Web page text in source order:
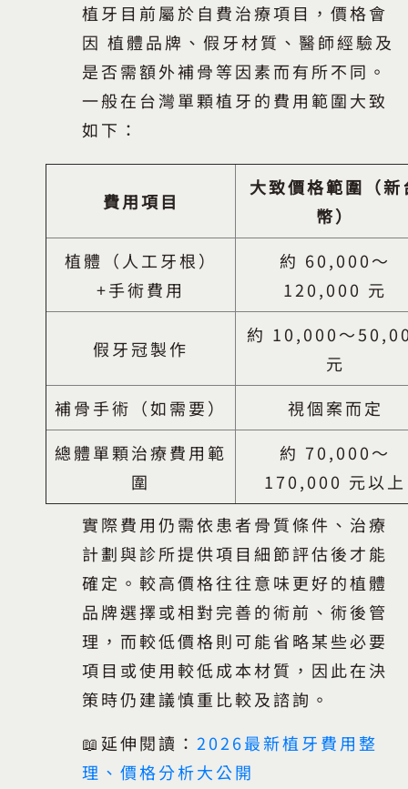
植牙目前屬於自費治療項目，價格會
因 植體品牌、假牙材質、醫師經驗及
是否需額外補骨等因素而有所不同。
一般在台灣單顆植牙的費用範圍大致
如下：
費用項目
大致價格範圍（新
幣）
植體（人工牙根）
+手術費用
約 60,000〜
120,000 元
假牙冠製作
約 10,000〜
元
補骨手術（如需要）
視個案而定
總體單顆治療費用範
圍
約 70,000〜
170,000 元以上
實際費用仍需依患者骨質條件、治療
計劃與診所提供項目細節評估後才能
確定。較高價格往往意味更好的植體
品牌選擇或相對完善的術前、術後管
理，而較低價格則可能省略某些必要
項目或使用較低成本材質，因此在決
策時仍建議慎重比較及諮詢。
📖延伸閱讀： 2026最新植牙費用整
理、價格分析大公開